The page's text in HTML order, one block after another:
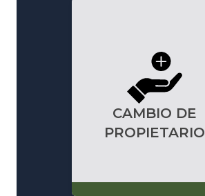
CAMBIO DE
PROPIETARIO